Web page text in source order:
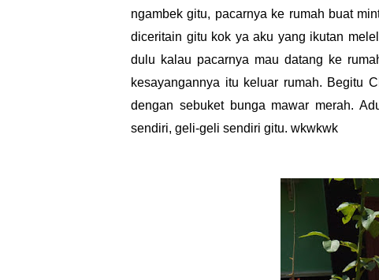
ngambek gitu, pacarnya ke rumah buat
diceritain gitu kok ya aku yang ikutan
dulu kalau pacarnya mau datang ke
kesayangannya itu keluar rumah. Begitu
dengan sebuket bunga mawar merah.
sendiri, geli-geli sendiri gitu. wkwkwk